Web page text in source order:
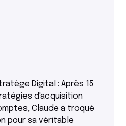
Digital : Après 15
d'acquisition
Claude a troqué
pour sa véritable